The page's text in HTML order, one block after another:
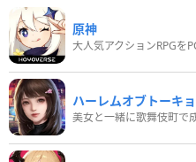
原神
大人気アクションRPGを
ハーレムオブトーキ
美女と一緒に歌舞伎町で